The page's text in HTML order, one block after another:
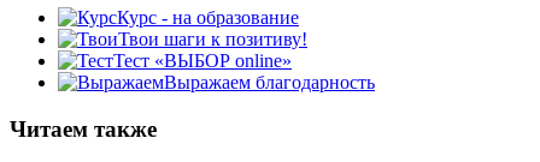
Курс - на образование
Твои шаги к позитиву!
Тест «ВЫБОР online»
Выражаем благодарность
Читаем также